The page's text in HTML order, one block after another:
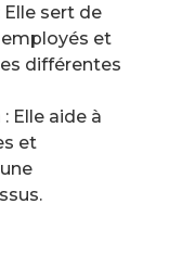
Elle sert de
et
différentes
: Elle aide à
et